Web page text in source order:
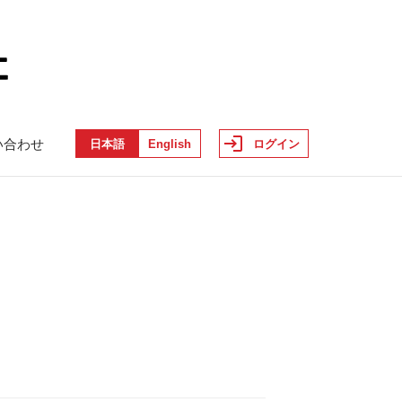
合わせ 日本語 English ログイン